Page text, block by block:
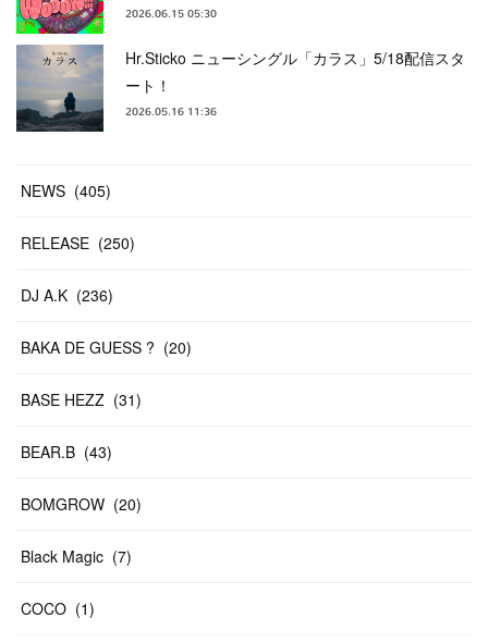
2026.06.15 05:30
Hr.Sticko ニューシングル「カラス」5/18配信スタ
ート！
2026.05.16 11:36
NEWS (405)
RELEASE (250)
DJ A.K (236)
BAKA DE GUESS ? (20)
BASE HEZZ (31)
BEAR.B (43)
BOMGROW (20)
Black Magic (7)
COCO (1)